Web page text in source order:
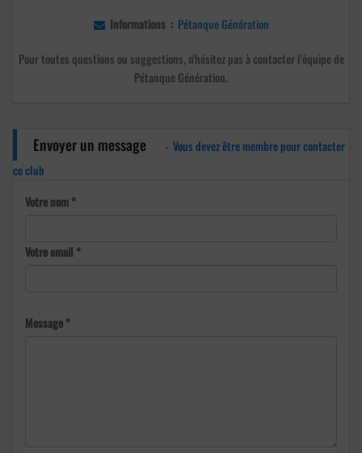
Informations : Pétanque Génération
Pour toutes questions ou suggestions, n'hésitez pas à contacter l'équipe de
Pétanque Génération.
Envoyer un message - Vous devez être membre pour contacter
ce club
Votre nom *
Votre email *
Message *